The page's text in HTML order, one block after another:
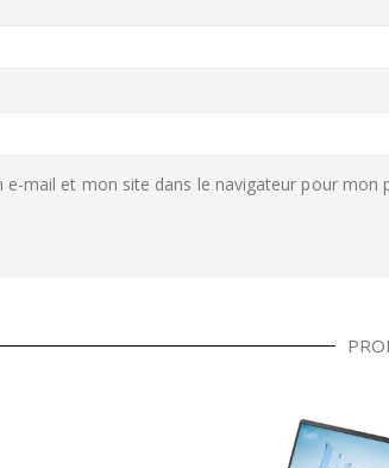
e-mail et mon site dans le navigateur pour mon